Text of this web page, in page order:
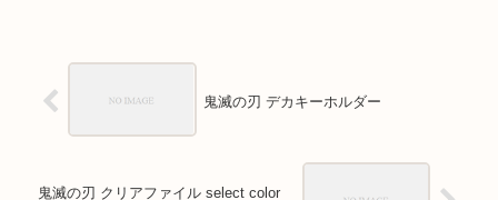
鬼滅の刃 デカキーホルダー
鬼滅の刃 クリアファイル select color